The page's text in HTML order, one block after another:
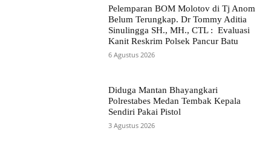
Pelemparan BOM Molotov di Tj Anom
Belum Terungkap. Dr Tommy Aditia
Sinulingga SH., MH., CTL : Evaluasi
Kanit Reskrim Polsek Pancur Batu
6 Agustus 2026
Diduga Mantan Bhayangkari
Polrestabes Medan Tembak Kepala
Sendiri Pakai Pistol
3 Agustus 2026